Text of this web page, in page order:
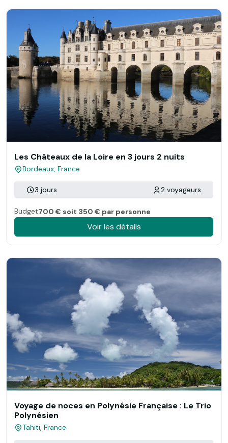
Les Châteaux de la Loire en 3 jours 2 nuits
Bordeaux, France
3 jours 2 voyageurs
Budget700 € soit 350 € par personne
Voir les détails
Voyage de noces en Polynésie Française : Le Trio
Polynésien
Tahiti, France